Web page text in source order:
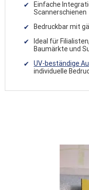
Einfache
Scannerschienen
Bedruckbar mit
Ideal für
Baumärkte und
UV-beständige
individuelle